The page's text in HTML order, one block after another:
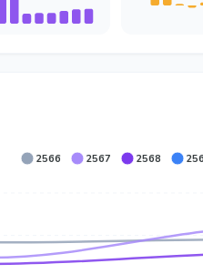
2566 2567 2568